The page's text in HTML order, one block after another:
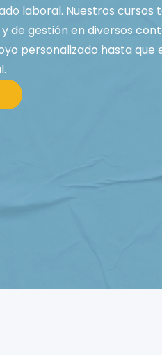
laboral. Nuestros cursos
de gestión en diversos
personalizado hasta que